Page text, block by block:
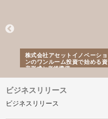
株式会社アセットイノベーショ
ンのワンルーム投資で始める資
産形成と老後準備
ビジネスリリース
ビジネスリリース